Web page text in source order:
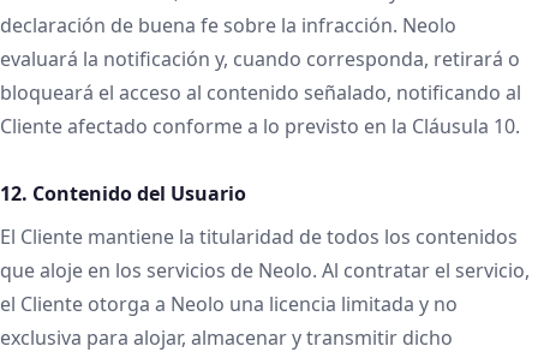
declaración de buena fe sobre la infracción. Neolo
evaluará la notificación y, cuando corresponda, retirará o
bloqueará el acceso al contenido señalado, notificando al
Cliente afectado conforme a lo previsto en la Cláusula 10.
12. Contenido del Usuario
El Cliente mantiene la titularidad de todos los contenidos
que aloje en los servicios de Neolo. Al contratar el servicio,
el Cliente otorga a Neolo una licencia limitada y no
exclusiva para alojar, almacenar y transmitir dicho